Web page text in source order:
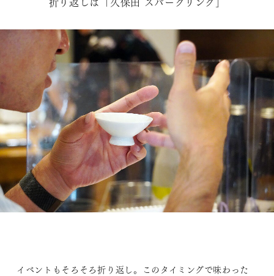
折り返しは「久保田 スパークリング」
イベントもそろそろ折り返し。このタイミングで味わった